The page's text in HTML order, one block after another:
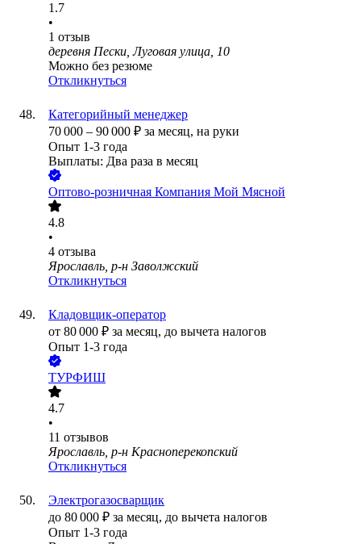
1.7
•
1 отзыв
деревня Пески, Луговая улица, 10
Можно без резюме
Откликнуться
Категорийный менеджер
70 000 – 90 000 ₽ за месяц, на руки
Опыт 1-3 года
Выплаты: Два раза в месяц
Оптово-розничная Компания Мой Мясной
4.8
•
4 отзыва
Ярославль, р-н Заволжский
Откликнуться
Кладовщик-оператор
от 80 000 ₽ за месяц, до вычета налогов
Опыт 1-3 года
ТУРФИШ
4.7
•
11 отзывов
Ярославль, р-н Красноперекопский
Откликнуться
Электрогазосварщик
до 80 000 ₽ за месяц, до вычета налогов
Опыт 1-3 года